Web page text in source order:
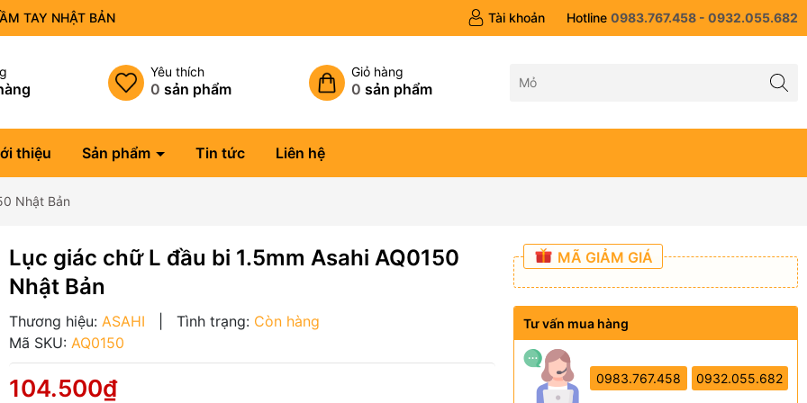
TAY NHẬT BẢN Tài khoản Hotline 0983.767.458 - 0932.055.682
Yêu thích
0 sản phẩm
Giỏ hàng
0 sản phẩm
thiệu Sản phẩm Tin tức Liên hệ
Nhật Bản
Lục giác chữ L đầu bi 1.5mm Asahi AQ0150
Nhật Bản
Thương hiệu: ASAHI Tình trạng: Còn hàng
Mã SKU: AQ0150
104.500₫
MÃ GIẢM GIÁ
Tư vấn mua hàng
0983.767.458 0932.055.682